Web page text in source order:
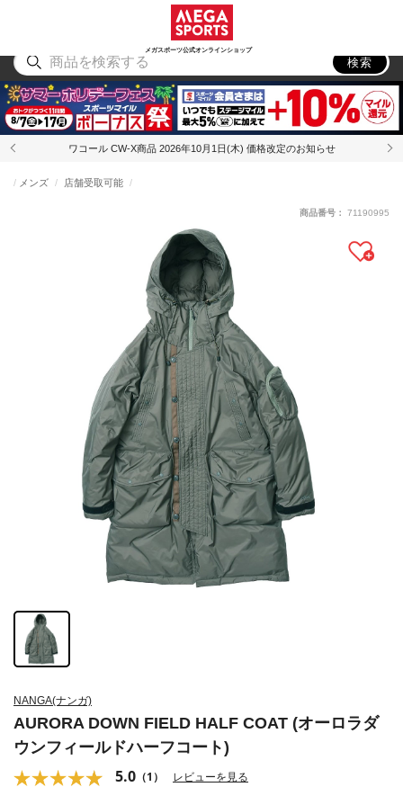
メガスポーツ公式オンラインショップ
アウトドア
検索
ワコール CW-X商品 2026年10月1日(木) 価格改定のお知らせ
NANGA(ナンガ)
AURORA DOWN FIELD HALF COAT (オーロラダ
ウンフィールドハーフコート)
5.0 （1） レビューを見る
メンズ 店舗受取可能
商品番号： 71190995